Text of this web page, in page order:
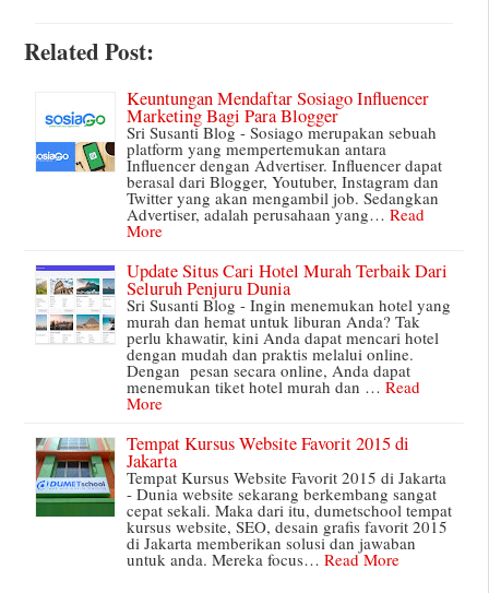
Related Post:
Keuntungan Mendaftar Sosiago Influencer
Marketing Bagi Para Blogger
Sri Susanti Blog - Sosiago merupakan sebuah
platform yang mempertemukan antara
Influencer dengan Advertiser. Influencer dapat
berasal dari Blogger, Youtuber, Instagram dan
Twitter yang akan mengambil job. Sedangkan
Advertiser, adalah perusahaan yang… Read
More
Update Situs Cari Hotel Murah Terbaik Dari
Seluruh Penjuru Dunia
Sri Susanti Blog - Ingin menemukan hotel yang
murah dan hemat untuk liburan Anda? Tak
perlu khawatir, kini Anda dapat mencari hotel
dengan mudah dan praktis melalui online.
Dengan pesan secara online, Anda dapat
menemukan tiket hotel murah dan … Read
More
Tempat Kursus Website Favorit 2015 di
Jakarta
Tempat Kursus Website Favorit 2015 di Jakarta
- Dunia website sekarang berkembang sangat
cepat sekali. Maka dari itu, dumetschool tempat
kursus website, SEO, desain grafis favorit 2015
di Jakarta memberikan solusi dan jawaban
untuk anda. Mereka focus… Read More